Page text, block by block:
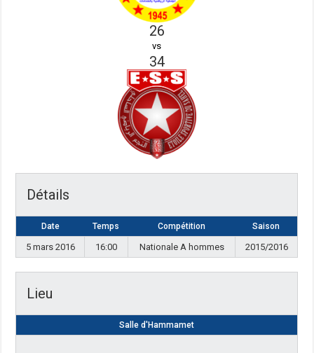
26
vs
34
Détails
Date Temps Compétition Saison
5 mars 2016 16:00 Nationale A hommes 2015/2016
Lieu
Salle d'Hammamet